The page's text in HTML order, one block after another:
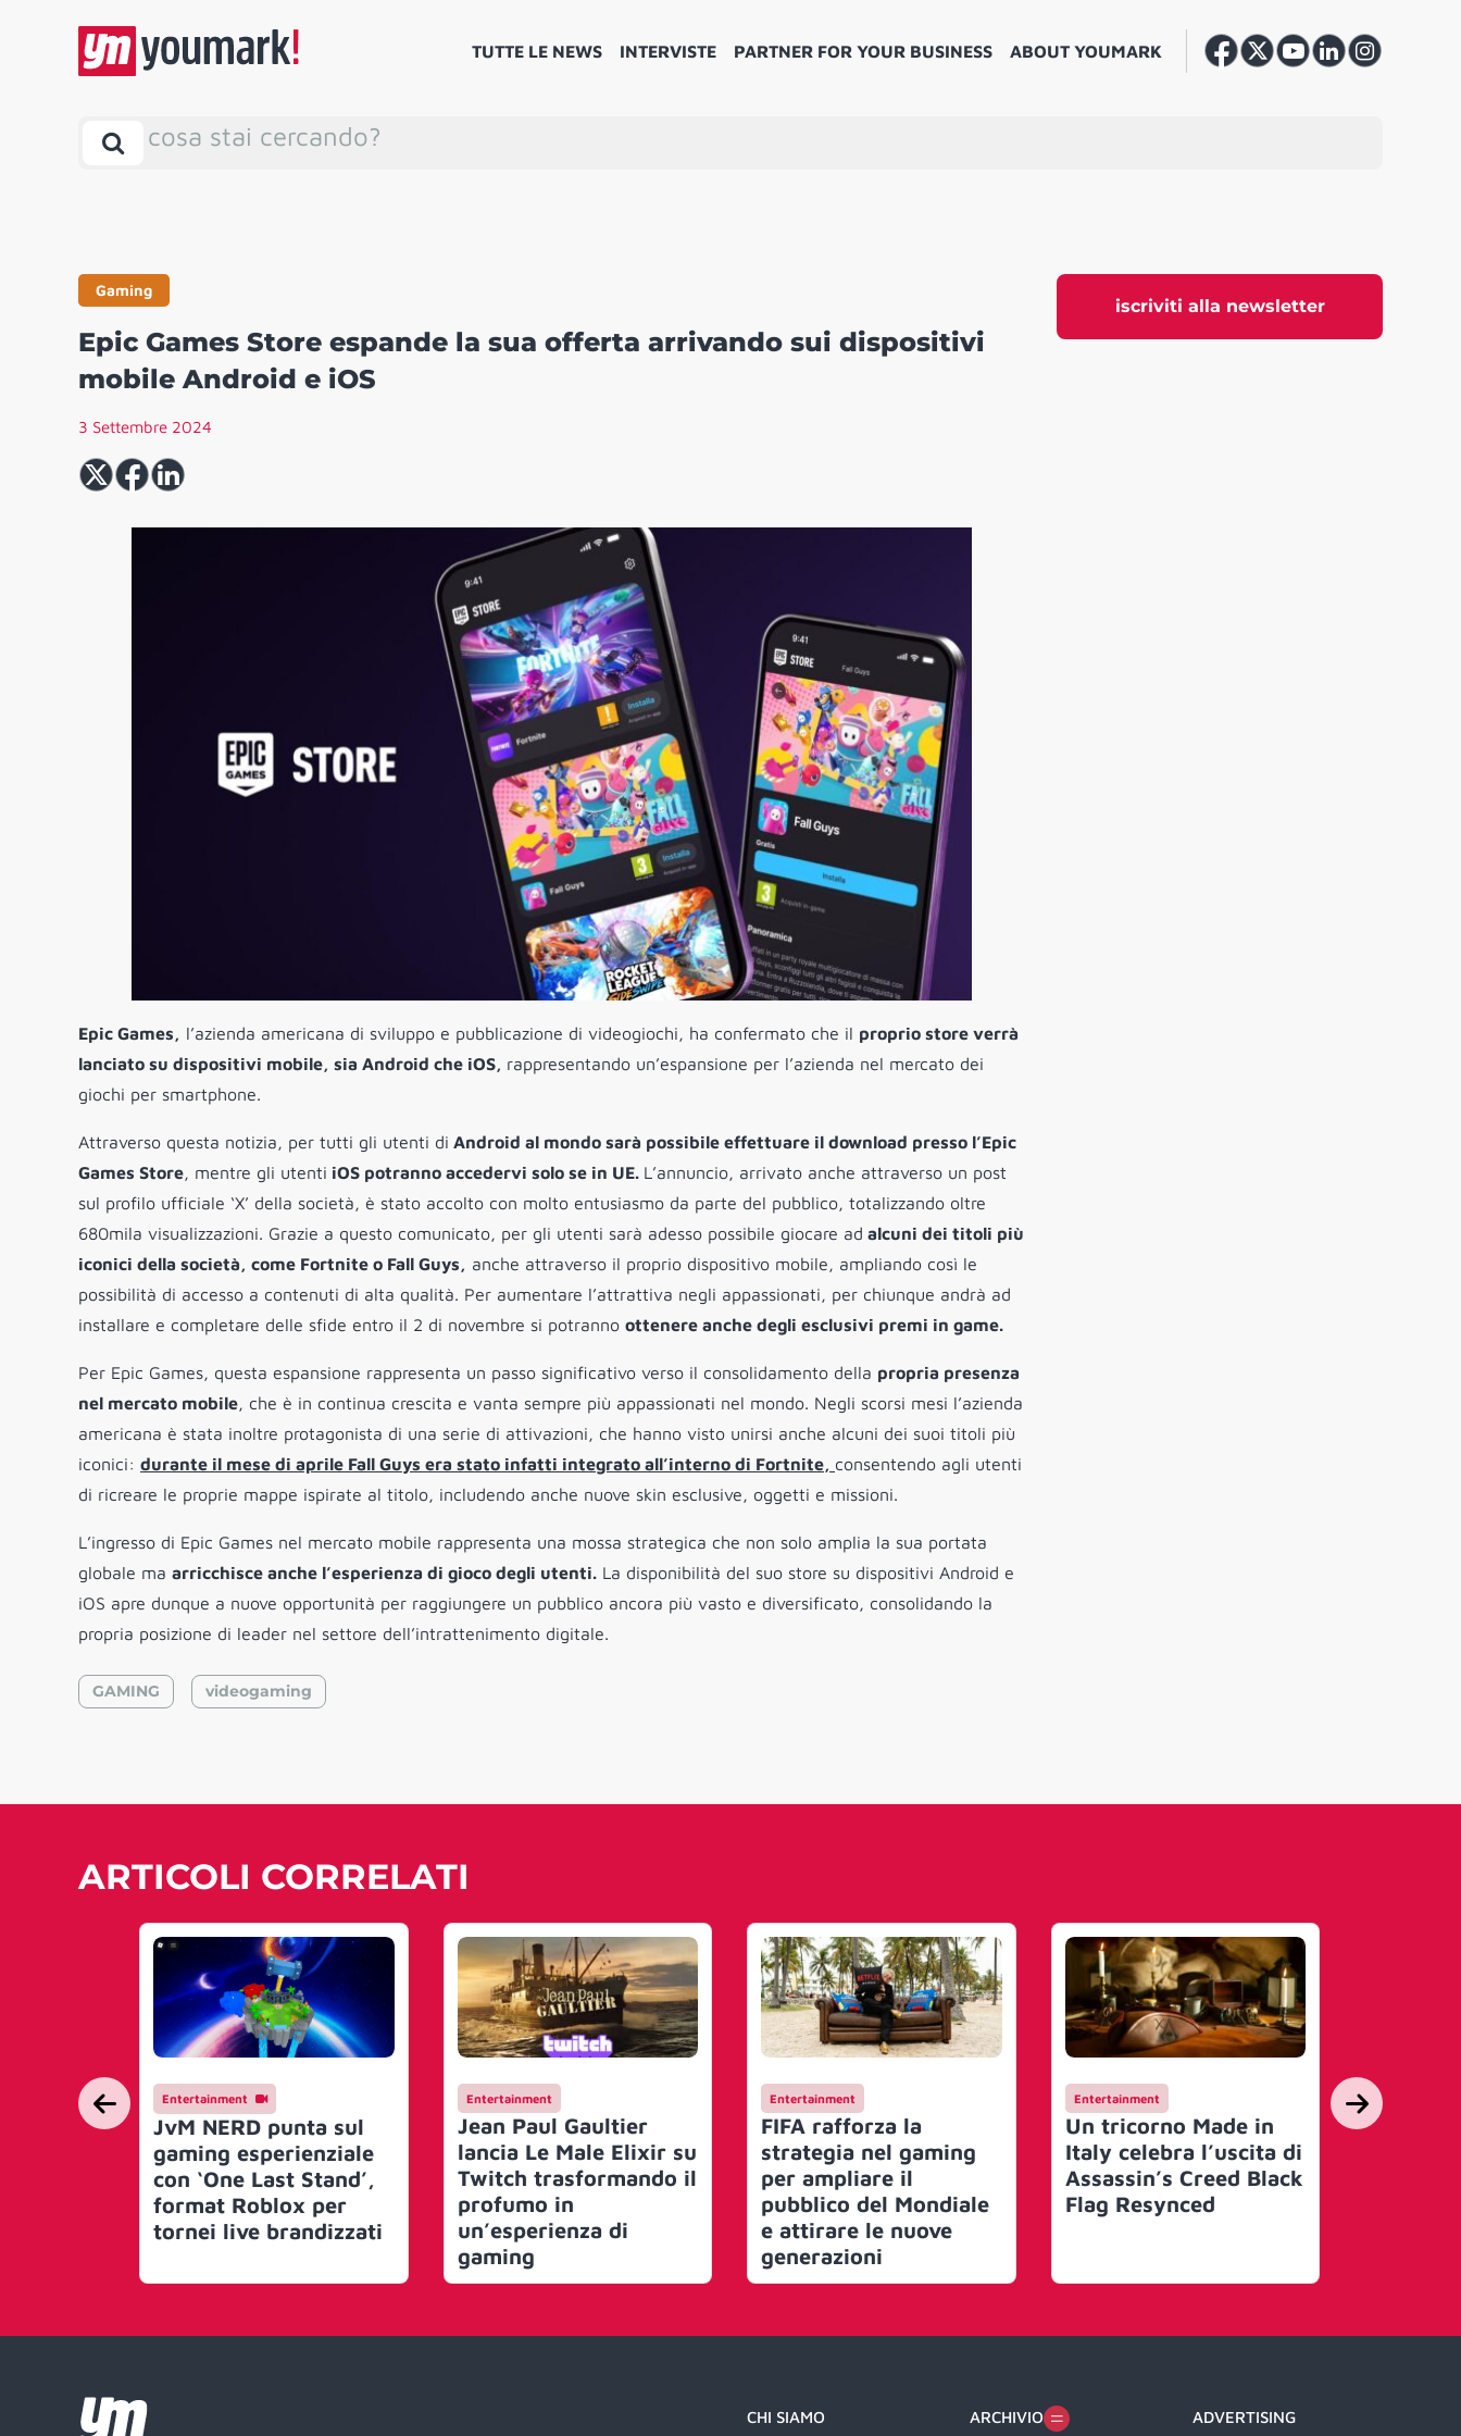
TUTTE LE NEWS INTERVISTE PARTNER FOR YOUR BUSINESS ABOUT YOUMARK
cosa stai cercando?
iscriviti alla newsletter
Gaming
Epic Games Store espande la sua offerta arrivando sui dispositivi
mobile Android e iOS
3 Settembre 2024
Epic Games, l’azienda americana di sviluppo e pubblicazione di videogiochi, ha confermato che il proprio store verrà
lanciato su dispositivi mobile, sia Android che iOS, rappresentando un’espansione per l’azienda nel mercato dei
giochi per smartphone.
Attraverso questa notizia, per tutti gli utenti di Android al mondo sarà possibile effettuare il download presso l’Epic
Games Store, mentre gli utenti iOS potranno accedervi solo se in UE. L’annuncio, arrivato anche attraverso un post
sul profilo ufficiale ‘X’ della società, è stato accolto con molto entusiasmo da parte del pubblico, totalizzando oltre
680mila visualizzazioni. Grazie a questo comunicato, per gli utenti sarà adesso possibile giocare ad alcuni dei titoli più
iconici della società, come Fortnite o Fall Guys, anche attraverso il proprio dispositivo mobile, ampliando così le
possibilità di accesso a contenuti di alta qualità. Per aumentare l’attrattiva negli appassionati, per chiunque andrà ad
installare e completare delle sfide entro il 2 di novembre si potranno ottenere anche degli esclusivi premi in game.
Per Epic Games, questa espansione rappresenta un passo significativo verso il consolidamento della propria presenza
nel mercato mobile, che è in continua crescita e vanta sempre più appassionati nel mondo. Negli scorsi mesi l’azienda
americana è stata inoltre protagonista di una serie di attivazioni, che hanno visto unirsi anche alcuni dei suoi titoli più
iconici: durante il mese di aprile Fall Guys era stato infatti integrato all’interno di Fortnite, consentendo agli utenti
di ricreare le proprie mappe ispirate al titolo, includendo anche nuove skin esclusive, oggetti e missioni.
L’ingresso di Epic Games nel mercato mobile rappresenta una mossa strategica che non solo amplia la sua portata
globale ma arricchisce anche l’esperienza di gioco degli utenti. La disponibilità del suo store su dispositivi Android e
iOS apre dunque a nuove opportunità per raggiungere un pubblico ancora più vasto e diversificato, consolidando la
propria posizione di leader nel settore dell’intrattenimento digitale.
GAMING videogaming
ARTICOLI CORRELATI
Entertainment
JvM NERD punta sul
gaming esperienziale
con ‘One Last Stand’,
format Roblox per
tornei live brandizzati
Entertainment
Jean Paul Gaultier
lancia Le Male Elixir su
Twitch trasformando il
profumo in
un’esperienza di
gaming
Entertainment
FIFA rafforza la
strategia nel gaming
per ampliare il
pubblico del Mondiale
e attirare le nuove
generazioni
Entertainment
Un tricorno Made in
Italy celebra l’uscita di
Assassin’s Creed Black
Flag Resynced
Campagne
Hay
CHI SIAMO ARCHIVIO ADVERTISING